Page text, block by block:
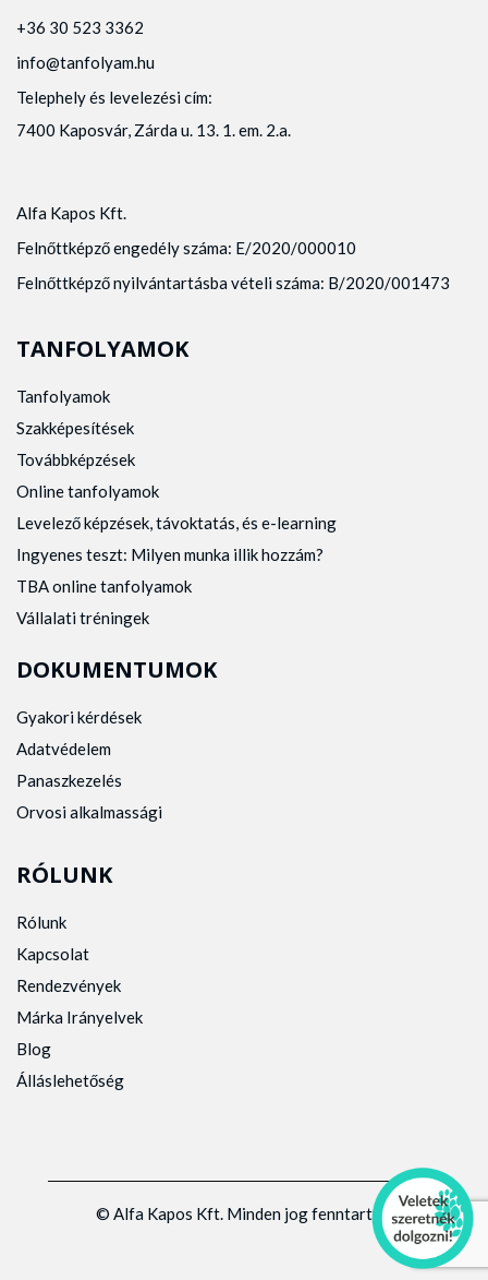
+36 30 523 3362
info@tanfolyam.hu
Telephely és levelezési cím:
7400 Kaposvár, Zárda u. 13. 1. em. 2.a.
Alfa Kapos Kft.
Felnőttképző engedély száma: E/2020/000010
Felnőttképző nyilvántartásba vételi száma: B/2020/001473
TANFOLYAMOK
Tanfolyamok
Szakképesítések
Továbbképzések
Online tanfolyamok
Levelező képzések, távoktatás, és e-learning
Ingyenes teszt: Milyen munka illik hozzám?
TBA online tanfolyamok
Vállalati tréningek
DOKUMENTUMOK
Gyakori kérdések
Adatvédelem
Panaszkezelés
Orvosi alkalmassági
RÓLUNK
Rólunk
Kapcsolat
Rendezvények
Márka Irányelvek
Blog
Álláslehetőség
© Alfa Kapos Kft. Minden jog fenntartva.